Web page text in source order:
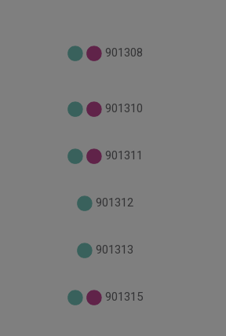
901308
901310
901311
901312
901313
901315